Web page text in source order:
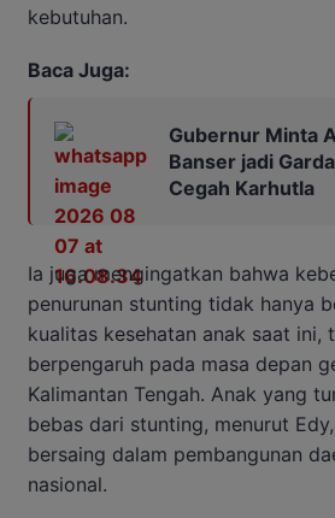
kebutuhan.
Baca Juga:
Gubernur Minta
Banser jadi
Cegah Karhutla
Ia juga mengingatkan bahwa
penurunan stunting tidak hanya
kualitas kesehatan anak saat ini,
berpengaruh pada masa depan
Kalimantan Tengah. Anak yang
bebas dari stunting, menurut
bersaing dalam pembangunan
nasional.